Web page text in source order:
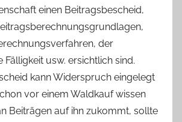
einen Beitragsbescheid,
der
Fälligkeit usw. ersichtlich sind.
kann Widerspruch eingelegt
vor einem Waldkauf wissen
Beiträgen auf ihn zukommt, sollte